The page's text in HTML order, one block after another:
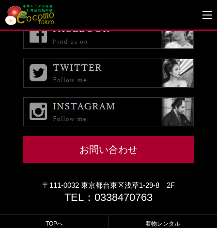
予約受付期間外です。
お問い合わせ
〒111-0032 東京都台東区浅草1-29-8 2F
TEL：0338470763
TOPへ 着物レンタル